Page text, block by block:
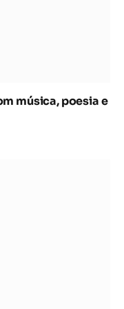
música, poesia e